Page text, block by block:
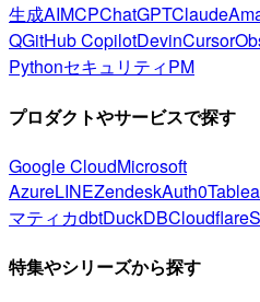
生成AIMCPChatGPTClaude
QGitHub CopilotDevinCursor
PythonセキュリティPM
プロダクトやサービスで探す
Google CloudMicrosoft
AzureLINEZendeskAuth0
マティカdbtDuckDBCloudflare
特集やシリーズから探す